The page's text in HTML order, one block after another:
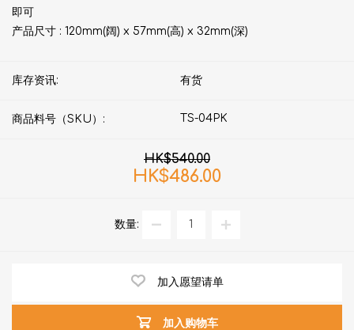
即可
产品尺寸 : 120mm(阔) x 57mm(高) x 32mm(深)
库存资讯: 有货
商品料号（SKU）: TS-04PK
HK$540.00
HK$486.00
数量:
加入愿望请单
加入购物车